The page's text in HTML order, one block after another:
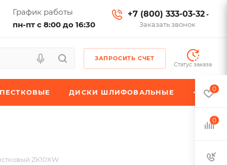
График работы
пн-пт с 8:00 до 16:30
+7 (800) 333-03-32
Заказать звонок
ЗАПРОСИТЬ СЧЕТ
Статус заказа
ДИСКИ ШЛИФОВАЛЬНЫЕ
ZK10XW
0
0